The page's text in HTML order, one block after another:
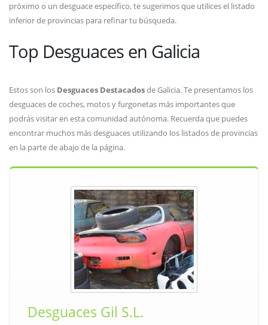
próximo o un desguace específico, te sugerimos que utilices el listado
inferior de provincias para refinar tu búsqueda.
Top Desguaces en Galicia
Estos son los Desguaces Destacadosde Galicia. Te presentamos los
desguaces de coches, motos y furgonetas más importantes que
podrás visitar en esta comunidad autónoma. Recuerda que puedes
encontrar muchos más desguaces utilizando los listados de provincias
en la parte de abajo de la página.
Desguaces Gil S.L.